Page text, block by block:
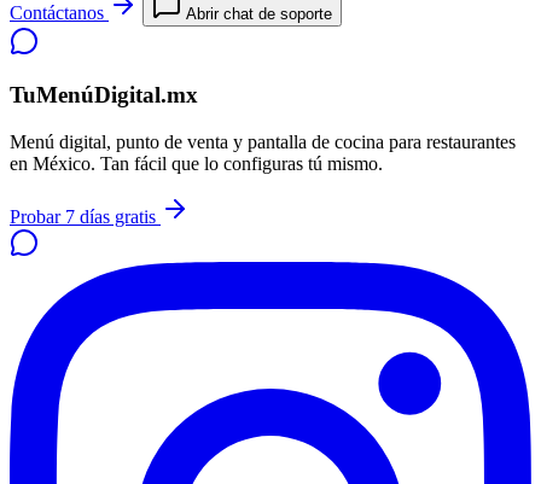
Contáctanos Abrir chat de soporte
TuMenúDigital.mx
Menú digital, punto de venta y pantalla de cocina para restaurantes
en México. Tan fácil que lo configuras tú mismo.
Probar 7 días gratis